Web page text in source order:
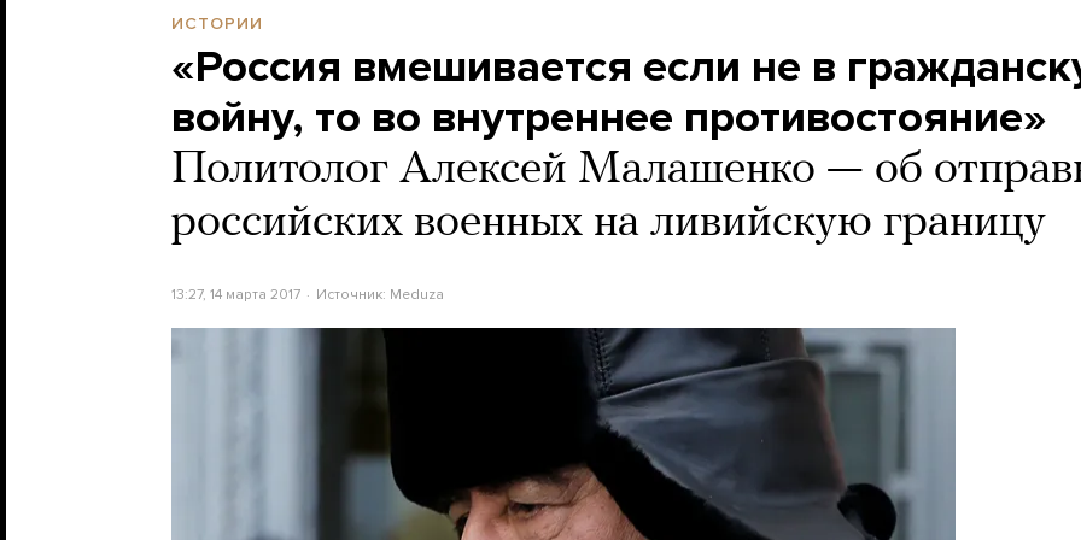
ИСТОРИИ
«Россия вмешивается если не в
войну, то во внутреннее противостояние»
Политолог Алексей Малашенко — об
российских военных на ливийскую границу
13:27, 14 марта 2017 Источник: Meduza